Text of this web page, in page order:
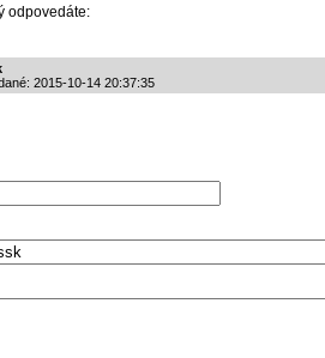
odpovedáte:
2015-10-14 20:37:35